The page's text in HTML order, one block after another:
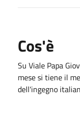
Cos'è
Su Viale Papa
mese si tiene il
dell'ingegno